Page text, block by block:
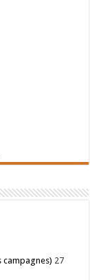
campagnes) 27